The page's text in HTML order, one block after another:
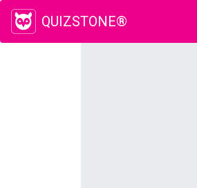
QUIZSTONE®